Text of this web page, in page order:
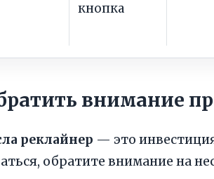
кнопка
внимание
реклайнер — это
обратите внимание на